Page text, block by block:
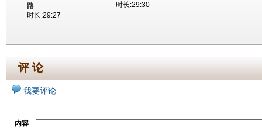
路
时长:29:27
时长:29:30
评 论
我要评论
内容